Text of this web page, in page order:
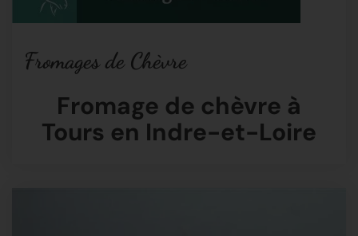
Fromages de Chèvre
Fromage de chèvre à
Tours en Indre-et-Loire